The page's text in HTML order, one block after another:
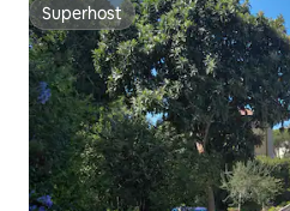
Superhost
Superhost